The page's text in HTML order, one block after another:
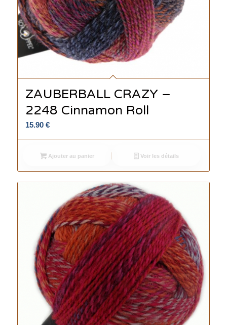
ZAUBERBALL CRAZY –
2248 Cinnamon Roll
15.90 €
Ajouter au panier Voir les détails